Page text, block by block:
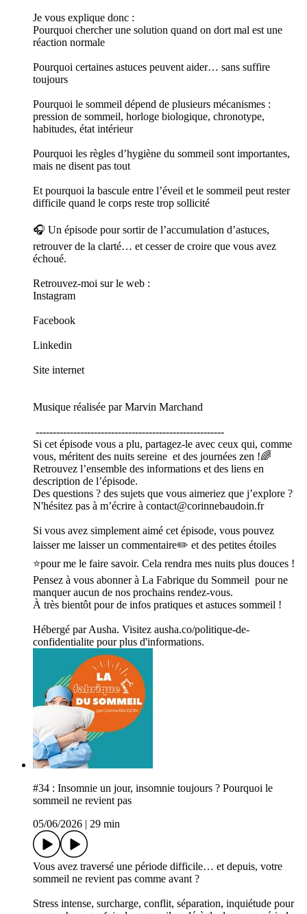
Je vous explique donc :
Pourquoi chercher une solution quand on dort mal est une
réaction normale
Pourquoi certaines astuces peuvent aider… sans suffire
toujours
Pourquoi le sommeil dépend de plusieurs mécanismes :
pression de sommeil, horloge biologique, chronotype,
habitudes, état intérieur
Pourquoi les règles d’hygiène du sommeil sont importantes,
mais ne disent pas tout
Et pourquoi la bascule entre l’éveil et le sommeil peut rester
difficile quand le corps reste trop sollicité
🎧 Un épisode pour sortir de l’accumulation d’astuces,
retrouver de la clarté… et cesser de croire que vous avez
échoué.
Retrouvez-moi sur le web :
Instagram
Facebook
Linkedin
Site internet
Musique réalisée par Marvin Marchand
-------------------------------------------------------
Si cet épisode vous a plu, partagez-le avec ceux qui, comme
vous, méritent des nuits sereine et des journées zen !🌈
Retrouvez l’ensemble des informations et des liens en
description de l’épisode.
Des questions ? des sujets que vous aimeriez que j’explore ?
N'hésitez pas à m’écrire à contact@corinnebaudoin.fr
Si vous avez simplement aimé cet épisode, vous pouvez
laisser me laisser un commentaire✏️ et des petites étoiles
⭐pour me le faire savoir. Cela rendra mes nuits plus douces !
Pensez à vous abonner à La Fabrique du Sommeil pour ne
manquer aucun de nos prochains rendez-vous.
À très bientôt pour de infos pratiques et astuces sommeil !
Hébergé par Ausha. Visitez ausha.co/politique-de-
confidentialite pour plus d'informations.
#34 : Insomnie un jour, insomnie toujours ? Pourquoi le
sommeil ne revient pas
05/06/2026
29 min
Vous avez traversé une période difficile… et depuis, votre
sommeil ne revient pas comme avant ?
Stress intense, surcharge, conflit, séparation, inquiétude pour